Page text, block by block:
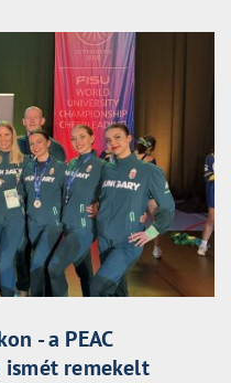
- a PEAC
ismét remekelt